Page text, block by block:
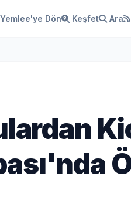
Yemlee'ye Dön Keşfet Ara